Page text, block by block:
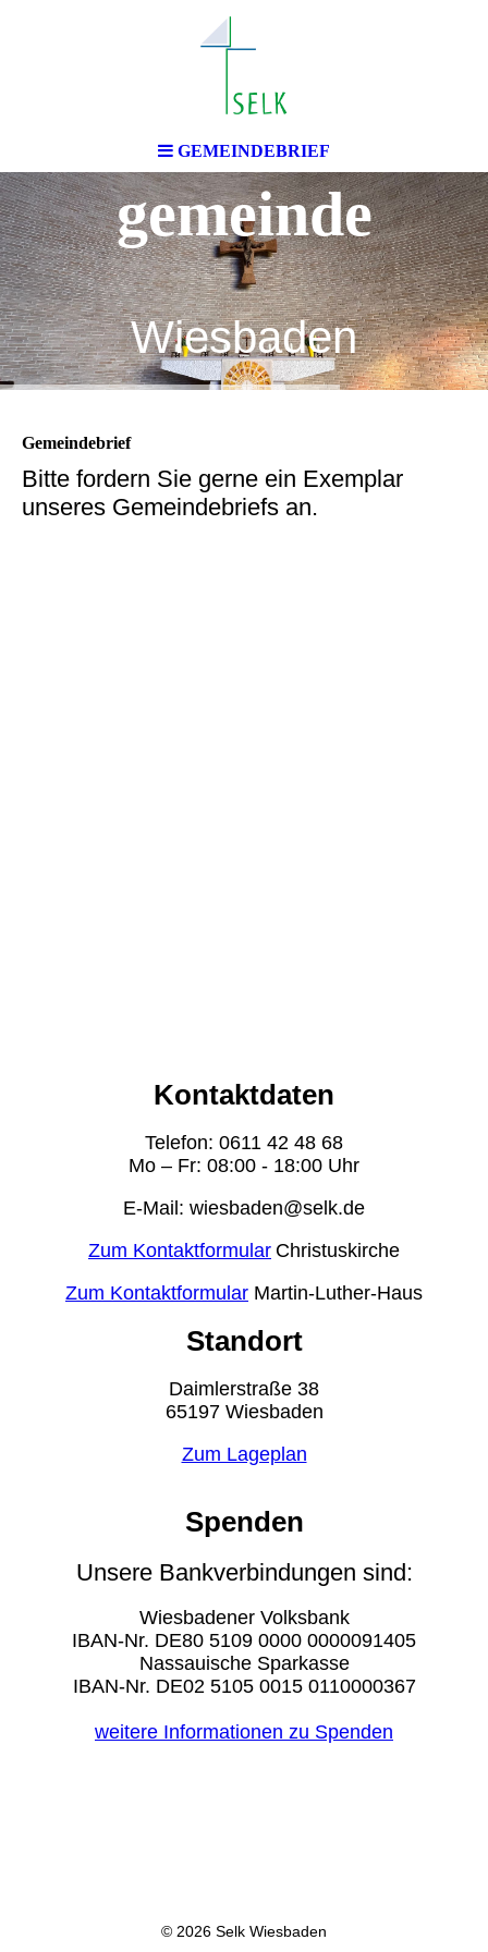
GEMEINDEBRIEF
Lutherische
Christuskirchen
gemeinde
Wiesbaden
Gemeindebrief
Bitte fordern Sie gerne ein Exemplar
unseres Gemeindebriefs an.
Kontaktdaten
Telefon: 0611 42 48 68
Mo – Fr: 08:00 - 18:00 Uhr
E-Mail: wiesbaden@selk.de
Zum Kontaktformular Christuskirche
Zum Kontaktformular Martin-Luther-Haus
Standort
Daimlerstraße 38
65197 Wiesbaden
Zum Lageplan
Spenden
Unsere Bankverbindungen sind:
Wiesbadener Volksbank
IBAN-Nr. DE80 5109 0000 0000091405
Nassauische Sparkasse
IBAN-Nr. DE02 5105 0015 0110000367
weitere Informationen zu Spenden
© 2026 Selk Wiesbaden